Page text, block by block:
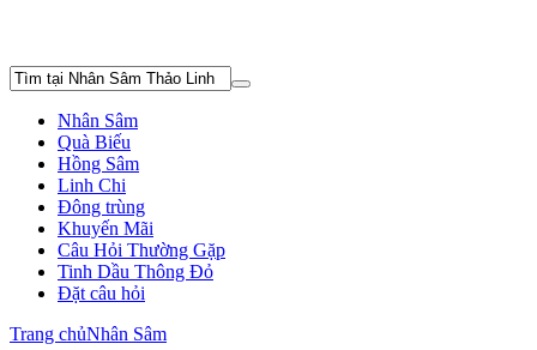
Nhân Sâm
Quà Biếu
Hồng Sâm
Linh Chi
Đông trùng
Khuyến Mãi
Câu Hỏi Thường Gặp
Tinh Dầu Thông Đỏ
Đặt câu hỏi
Trang chủNhân Sâm